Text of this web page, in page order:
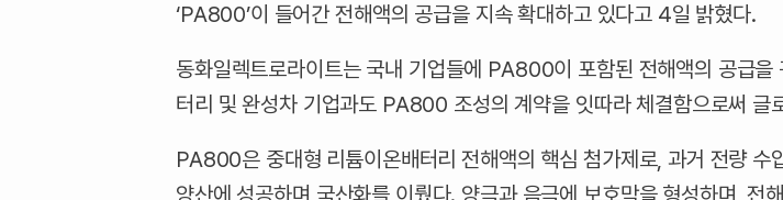
‘PA800’이 들어간 전해액의 공급을 지속 확대하고 있다고 4일 밝혔다.
동화일렉트로라이트는 국내 기업들에 PA800이 포함된 전해액의 공급
터리 및 완성차 기업과도 PA800 조성의 계약을 잇따라 체결함으로써 글
PA800은 중대형 리튬이온배터리 전해액의 핵심 첨가제로, 과거 전량
양산에 성공하며 국산화를 이뤘다. 양극과 음극에 보호막을 형성하며,